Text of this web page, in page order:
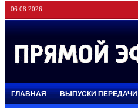
06.08.2026
ГЛАВНАЯ ВЫПУСКИ ПЕРЕДАЧИ